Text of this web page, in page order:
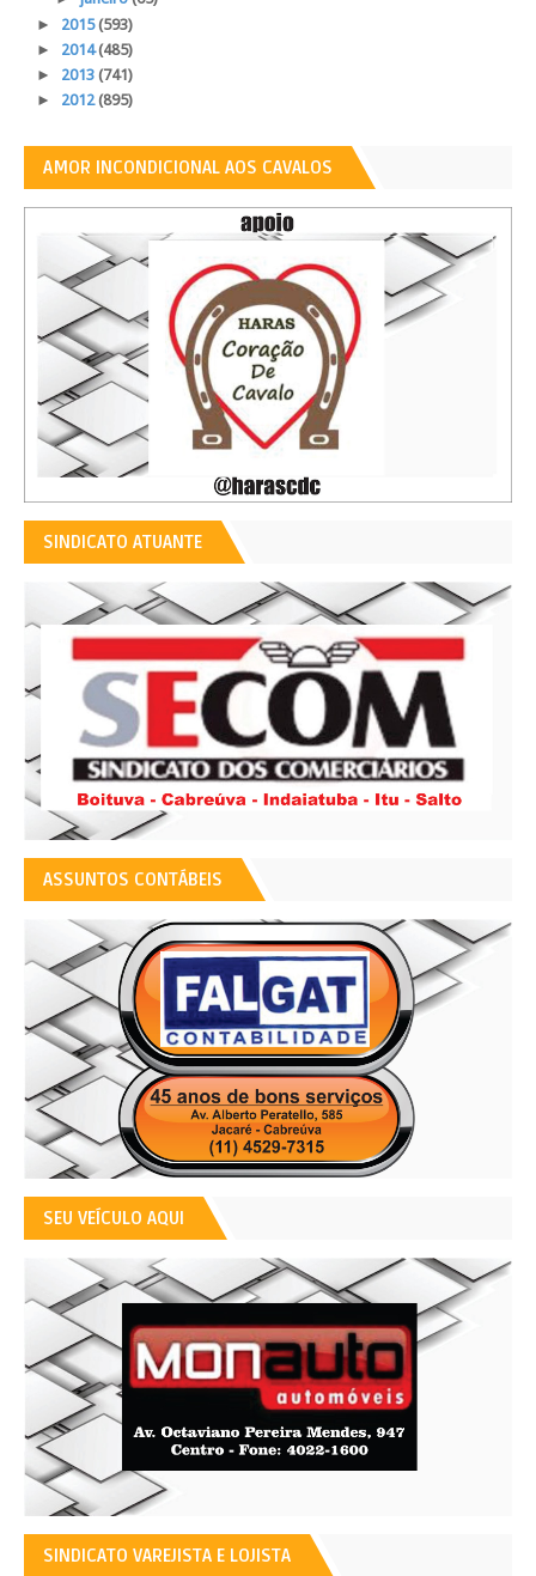
► 2015(593)
► 2014(485)
► 2013 (741)
► 2012(895)
AMOR INCONDICIONAL AOS CAVALOS
SINDICATO ATUANTE
ASSUNTOS CONTÁBEIS
SEU VEÍCULO AQUI
SINDICATO VAREJISTA E LOJISTA